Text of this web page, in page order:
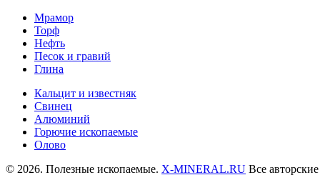
Мрамор
Торф
Нефть
Песок и гравий
Глина
Кальцит и известняк
Свинец
Алюминий
Горючие ископаемые
Олово
© 2026. Полезные ископаемые. X-MINERAL.RU Все